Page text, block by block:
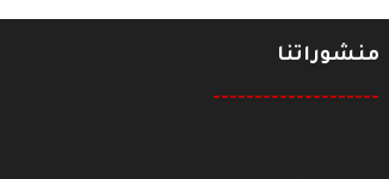
منشوراتنا
--------------------